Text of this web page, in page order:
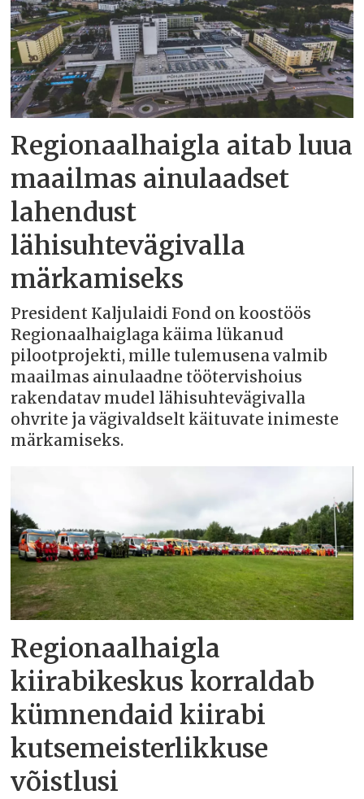
Regionaalhaigla aitab luua
maailmas ainulaadset
lahendust
lähisuhtevägivalla
märkamiseks
President Kaljulaidi Fond on koostöös
Regionaalhaiglaga käima lükanud
pilootprojekti, mille tulemusena valmib
maailmas ainulaadne töötervishoius
rakendatav mudel lähisuhtevägivalla
ohvrite ja vägivaldselt käituvate inimeste
märkamiseks.
Regionaalhaigla
kiirabikeskus korraldab
kümnendaid kiirabi
kutsemeisterlikkuse
võistlusi